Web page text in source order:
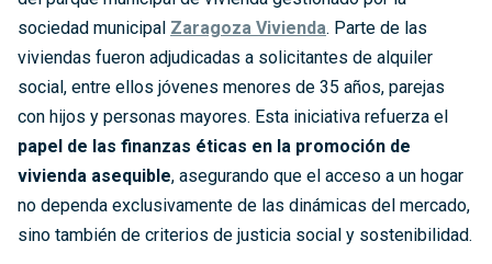
sociedad municipal Zaragoza Vivienda. Parte de las
viviendas fueron adjudicadas a solicitantes de alquiler
social, entre ellos jóvenes menores de 35 años, parejas
con hijos y personas mayores. Esta iniciativa refuerza el
papel de las finanzas éticas en la promoción de
vivienda asequible, asegurando que el acceso a un hogar
no dependa exclusivamente de las dinámicas del mercado,
sino también de criterios de justicia social y sostenibilidad.